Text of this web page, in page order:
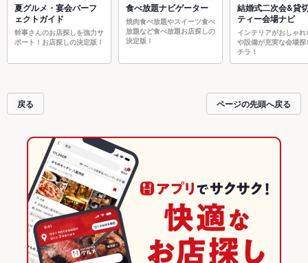
夏グルメ・宴会パーフ
ェクトガイド
幹事さんのお店探しを強力サ
ポート！お店探しの決定版！
食べ放題ナビゲーター
焼肉食べ放題やスイーツ食べ
放題など食べ放題お店探しの
決定版！
結婚式二次会&貸
ティー会場ナビ
インテリアがおしゃれ
や設備が充実な会場探
チラ！
戻る ページの先頭へ戻る